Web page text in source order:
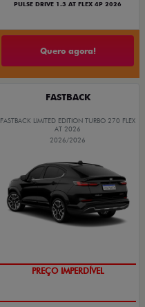
PULSE DRIVE 1.3 AT FLEX 4P 2026
Quero agora!
FASTBACK
FASTBACK LIMITED EDITION TURBO 270 FLEX
AT 2026
2026/2026
PREÇO IMPERDÍVEL